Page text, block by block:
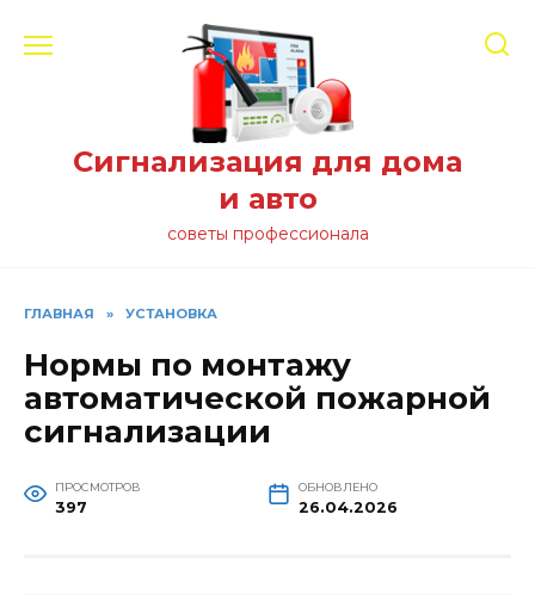
Сигнализация для дома
и авто
советы профессионала
ГЛАВНАЯ » УСТАНОВКА
Нормы по монтажу
автоматической пожарной
сигнализации
ПРОСМОТРОВ
397
ОБНОВЛЕНО
26.04.2026